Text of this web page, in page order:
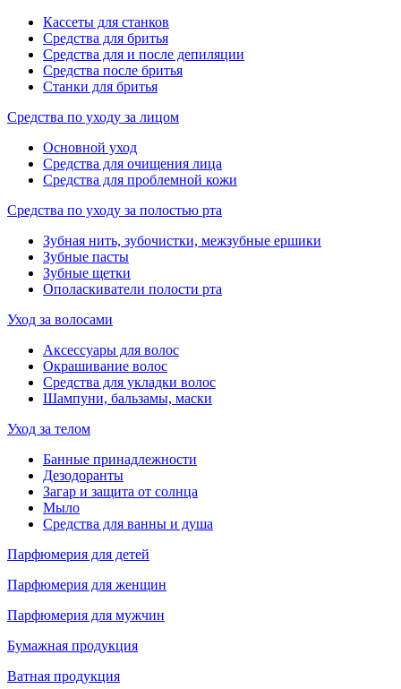
Кассеты для станков
Средства для бритья
Средства для и после депиляции
Средства после бритья
Станки для бритья
Средства по уходу за лицом
Основной уход
Средства для очищения лица
Средства для проблемной кожи
Средства по уходу за полостью рта
Зубная нить, зубочистки, межзубные ершики
Зубные пасты
Зубные щетки
Ополаскиватели полости рта
Уход за волосами
Аксессуары для волос
Окрашивание волос
Средства для укладки волос
Шампуни, бальзамы, маски
Уход за телом
Банные принадлежности
Дезодоранты
Загар и защита от солнца
Мыло
Средства для ванны и душа
Парфюмерия для детей
Парфюмерия для женщин
Парфюмерия для мужчин
Бумажная продукция
Ватная продукция